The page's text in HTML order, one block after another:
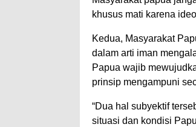
khusus mati karena
Kedua, Masyarakat
dalam arti iman
Papua wajib
prinsip mengampuni
“Dua hal subyektif
situasi dan kondisi